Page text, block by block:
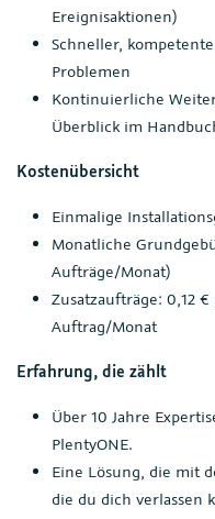
Ereignisaktionen)
Schneller,
Problemen
Kontinuierliche
Überblick im
Kostenübersicht
Einmalige
Monatliche
Aufträge/Monat)
Zusatzaufträge: 0,12
Auftrag/Monat
Erfahrung, die zählt
Über 10 Jahre
PlentyONE.
Eine Lösung, die mit
die du dich verlassen